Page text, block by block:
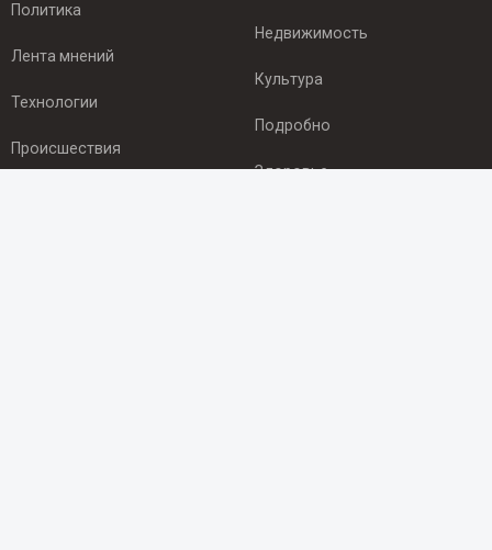
Политика
Лента мнений
Технологии
Происшествия
Недвижимость
Культура
Подробно
Здоровье